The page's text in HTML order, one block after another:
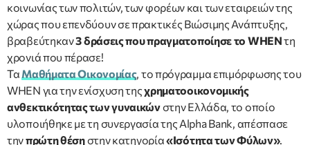
κοινωνίας των πολιτών, των φορέων και των εταιρειών της
χώρας που επενδύουν σε πρακτικές Βιώσιμης Ανάπτυξης,
βραβεύτηκαν3 δράσεις που πραγματοποίησε το WHENτη
χρονιά που πέρασε!
Τα Μαθήματα Οικονομίας, το πρόγραμμα επιμόρφωσης του
WHEN για την ενίσχυση τηςχρηματοοικονομικής
ανθεκτικότητας των γυναικώνστην Ελλάδα, το οποίο
υλοποιήθηκε με τη συνεργασία της Alpha Bank, απέσπασε
τηνπρώτη θέσηστην κατηγορία«Ισότητα των Φύλων».